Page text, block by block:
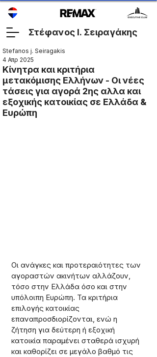
Στέφανος Ι. Σειραγάκης
Κίνητρα και κριτήρια
μετακόμισης Ελλήνων - Οι νέες
τάσεις για αγορά 2ης αλλα και
εξοχικής κατοικίας σε Ελλάδα &
Ευρώπη
Stefanos j. Seiragakis
4 Απρ 2025
Οι ανάγκες και προτεραιότητες των
αγοραστών ακινήτων αλλάζουν,
τόσο στην Ελλάδα όσο και στην
υπόλοιπη Ευρώπη. Τα κριτήρια
επιλογής κατοικίας
επαναπροσδιορίζονται, ενώ η
ζήτηση για δεύτερη ή εξοχική
κατοικία παραμένει σταθερά ισχυρή
και καθορίζει σε μεγάλο βαθμό τις